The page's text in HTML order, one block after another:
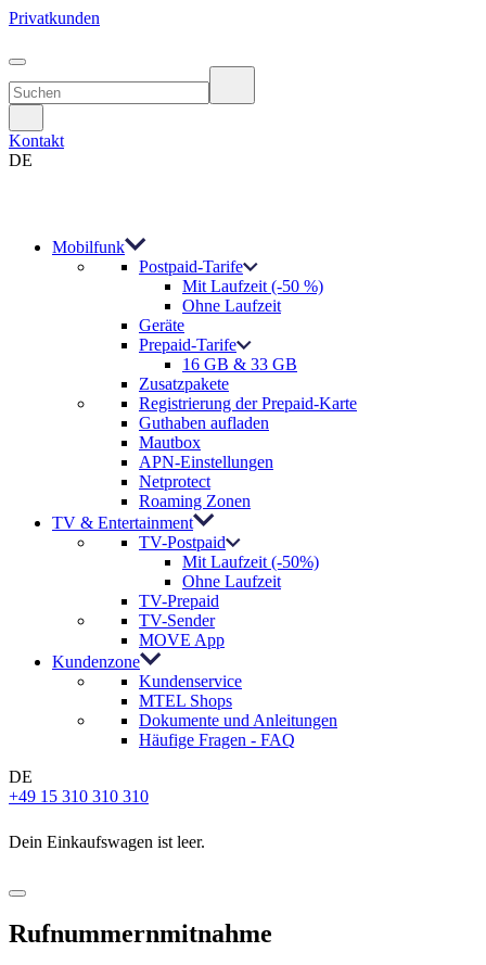
Privatkunden
Kontakt
DE
Mobilfunk
Postpaid-Tarife
Mit Laufzeit (-50 %)
Ohne Laufzeit
Geräte
Prepaid-Tarife
16 GB & 33 GB
Zusatzpakete
Registrierung der Prepaid-Karte
Guthaben aufladen
Mautbox
APN-Einstellungen
Netprotect
Roaming Zonen
TV & Entertainment
TV-Postpaid
Mit Laufzeit (-50%)
Ohne Laufzeit
TV-Prepaid
TV-Sender
MOVE App
Kundenzone
Kundenservice
MTEL Shops
Dokumente und Anleitungen
Häufige Fragen - FAQ
DE
+49 15 310 310 310
Dein Einkaufswagen ist leer.
Rufnummernmitnahme